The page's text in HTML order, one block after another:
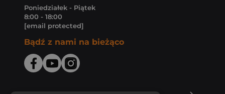
Poniedziałek - Piątek
8:00 - 18:00
[email protected]
Bądź z nami na bieżąco